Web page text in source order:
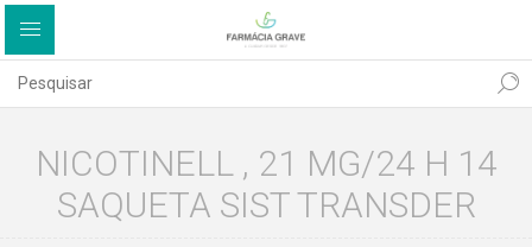
NICOTINELL , 21 MG/24 H 14
SAQUETA SIST TRANSDER